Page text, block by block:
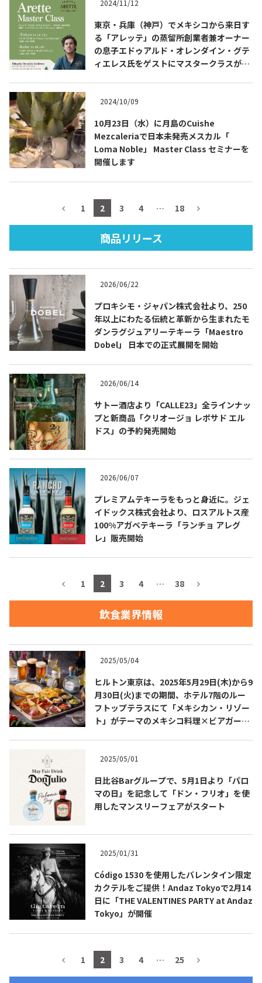
Tequila Journal SNS 在日メキシコ大使館 SNS
About
テキーラのつくり方 テキーラマーケット
テキーラの飲み方 テキーラマップ
メキシコ料理
メキシコの記念日 トピックス
イベント一覧
テキーラ・メスカルが 飲めるバー
お問合せ プライバシーポリシー
COPYRIGHT © JUAST All rights reserved.
2024/11/12
東京・兵庫（神戸）でメキシコから来日す
る「アレッテ」の蒸留所創業者兼オーナー
の息子エドゥアルド・オレンダイン・グテ
ィエレス氏をゲストにマスタークラスが開
2024/10/09
10月23日（水）に月島のCuishe
Mezcaleriaで日本未発売メスカル「
Loma Noble」 Master Class セミナーを
開催します
1 2 3 4 … 18
商品リリース
2026/06/22
プロキシモ・ジャパン株式会社より、250
年以上にわたる伝統と革新から生まれたモ
ダンラグジュアリーテキーラ「Maestro
Dobel」 日本での正式展開を開始
2026/06/14
サトー酒店より「CALLE23」全ラインナッ
プと新商品「クリオージョ レポサド エル
ドス」の予約発売開始
2026/06/07
プレミアムテキーラをもっと身近に。ジェ
イドックス株式会社より、ロスアルトス産
100%アガベテキーラ「ランチョ アレグ
レ」販売開始
1 2 3 4 … 38
飲食業界情報
2025/05/04
ヒルトン東京は、2025年5月29日(木)から9
月30日(火)までの期間、ホテル7階のルー
フトップテラスにて「メキシカン・リゾー
ト」がテーマのメキシコ料理×ビアガーデ
2025/05/01
日比谷Barグループで、5月1日より「パロ
マの日」を記念して「ドン・フリオ」を使
用したマンスリーフェアがスタート
2025/01/31
Código 1530 を使用したバレンタイン限定
カクテルをご提供！Andaz Tokyoで2月14
日に「THE VALENTINES PARTY at Andaz
Tokyo」が開催
1 2 3 4 … 25